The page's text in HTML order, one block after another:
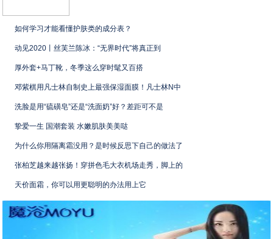
如何学习才能看懂护肤类的成分表？
动见2020丨丝芙兰陈冰：“无界时代”将真正到
厚外套+马丁靴，冬季这么穿时髦又百搭
邓紫棋用凡士林自制史上最强保湿面膜！凡士林N中
洗脸是用“硫磺皂”还是“洗面奶”好？差距可不是
挚爱一生 国潮套装 水嫩肌肤美美哒
为什么你用隔离霜没用？是时候反思下自己的做法了
张柏芝越来越张扬！穿拼色毛大衣机场走秀，脚上的
天价面霜，你可以用更聪明的办法用上它